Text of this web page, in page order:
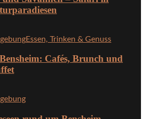
Essen, Trinken & Genuss
Cafés, Brunch und